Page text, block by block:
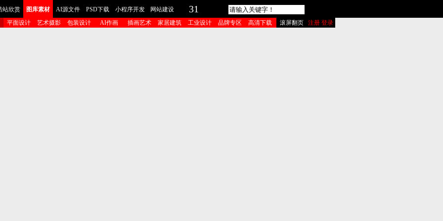
站欣赏 图库素材 AI源文件 PSD下载 小程序开发 网站建设 31
平面设计 艺术摄影 包装设计 AI作画 插画艺术 家居建筑 工业设计 品牌专区 高清下载 注册 登录
滚屏翻页